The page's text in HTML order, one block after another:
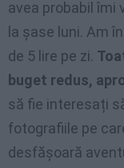
avea probabil îmi
la șase luni. Am
de 5 lire pe zi.
buget redus,
să fie interesați
fotografiile pe
desfășoară